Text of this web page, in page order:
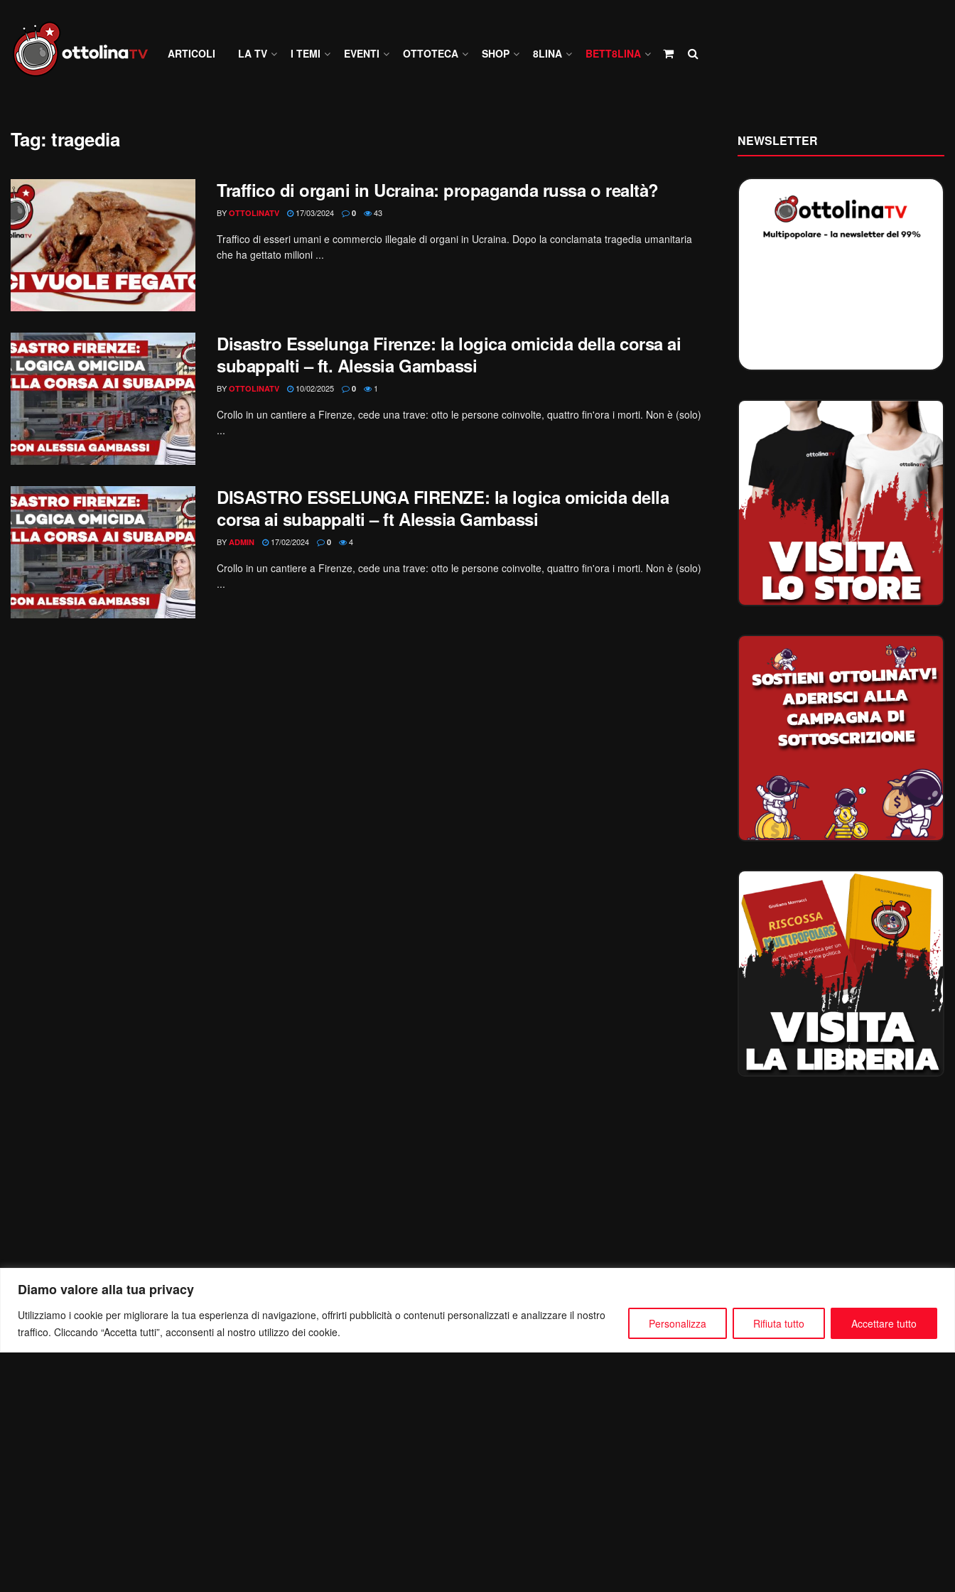
Diamo valore alla tua privacy
Utilizziamo i cookie per migliorare la tua esperienza di navigazione, offrirti pubblicità o contenuti personalizzati e analizzare il nostro
traffico. Cliccando “Accetta tutti”, acconsenti al nostro utilizzo dei cookie.
Personalizza Rifiuta tutto Accettare tutto
ARTICOLI LA TV I TEMI EVENTI OTTOTECA SHOP 8LINA BETT8LINA
Tag:tragedia
Traffico di organi in Ucraina: propaganda russa o realtà?
BY OTTOLINATV 17/03/2024 0 43
Traffico di esseri umani e commercio illegale di organi in Ucraina. Dopo la conclamata tragedia umanitaria
che ha gettato milioni ...
Disastro Esselunga Firenze: la logica omicida della corsa ai
subappalti – ft. Alessia Gambassi
BY OTTOLINATV 10/02/2025 0 1
Crollo in un cantiere a Firenze, cede una trave: otto le persone coinvolte, quattro fin'ora i morti. Non è (solo)
...
DISASTRO ESSELUNGA FIRENZE: la logica omicida della
corsa ai subappalti – ft Alessia Gambassi
BY ADMIN 17/02/2024 0 4
Crollo in un cantiere a Firenze, cede una trave: otto le persone coinvolte, quattro fin'ora i morti. Non è (solo)
...
NEWSLETTER